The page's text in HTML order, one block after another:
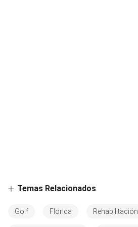
Temas Relacionados
Golf Florida Rehabilitación